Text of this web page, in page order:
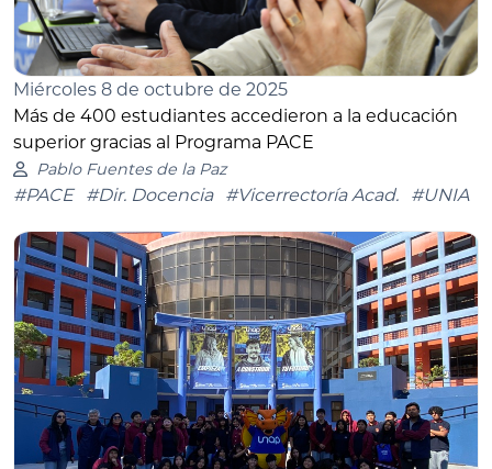
Miércoles 8 de octubre de 2025
Más de 400 estudiantes accedieron a la educación
superior gracias al Programa PACE
Pablo Fuentes de la Paz
#PACE #Dir. Docencia #Vicerrectoría Acad. #UNIA